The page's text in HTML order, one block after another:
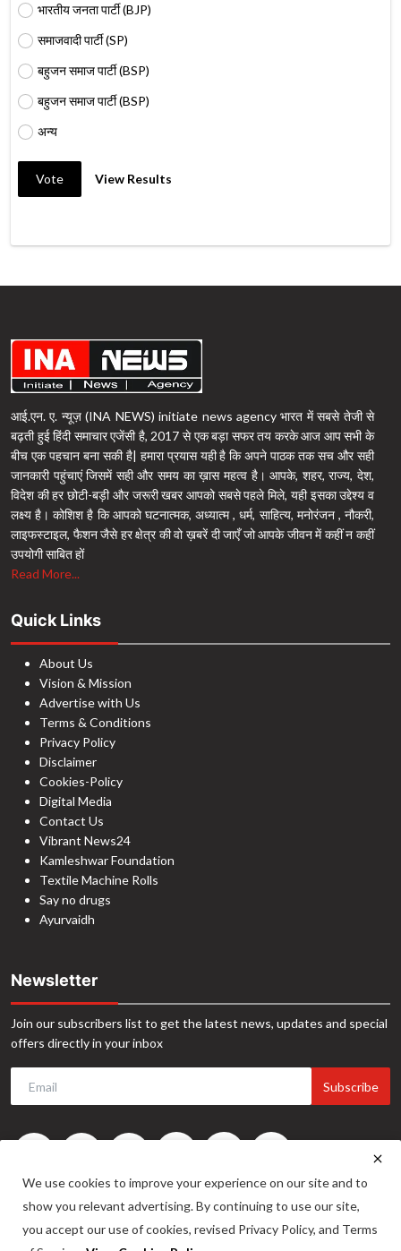
भारतीय जनता पार्टी (BJP)
समाजवादी पार्टी (SP)
बहुजन समाज पार्टी (BSP)
बहुजन समाज पार्टी (BSP)
अन्य
Vote View Results
आई.एन. ए. न्यूज़ (INA NEWS) initiate news agency भारत में सबसे तेजी से
बढ़ती हुई हिंदी समाचार एजेंसी है, 2017 से एक बड़ा सफर तय करके आज आप सभी के
बीच एक पहचान बना सकी है| हमारा प्रयास यही है कि अपने पाठक तक सच और सही
जानकारी पहुंचाएं जिसमें सही और समय का ख़ास महत्व है। आपके, शहर, राज्य, देश,
विदेश की हर छोटी-बड़ी और जरूरी खबर आपको सबसे पहले मिले, यही इसका उद्देश्य व
लक्ष्य है। कोशिश है कि आपको घटनात्मक, अध्यात्म , धर्म, साहित्य, मनोरंजन , नौकरी,
लाइफस्टाइल, फैशन जैसे हर क्षेत्र की वो ख़बरें दी जाएँ जो आपके जीवन में कहीं न कहीं
उपयोगी साबित हों
Read More...
Quick Links
About Us
Vision & Mission
Advertise with Us
Terms & Conditions
Privacy Policy
Disclaimer
Cookies-Policy
Digital Media
Contact Us
Vibrant News24
Kamleshwar Foundation
Textile Machine Rolls
Say no drugs
Ayurvaidh
Newsletter
Join our subscribers list to get the latest news, updates and special
offers directly in your inbox
Subscribe
We use cookies to improve your experience on our site and to
show you relevant advertising. By continuing to use our site,
you accept our use of cookies, revised Privacy Policy, and Terms